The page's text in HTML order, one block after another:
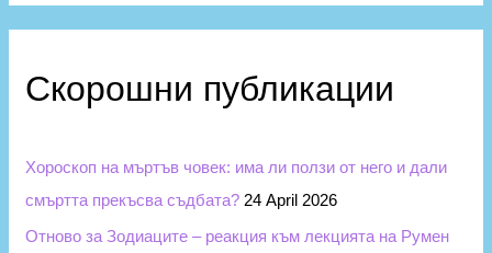
a
c
o
r
:
Скорошни публикации
Хороскоп на мъртъв човек: има ли ползи от него и дали
смъртта прекъсва съдбата? 24 April 2026
Отново за Зодиаците – реакция към лекцията на Румен
и